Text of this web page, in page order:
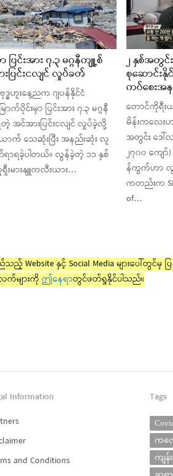
ပြင်းအား ၇.၃ မဂ္ဂနီကျူ့စ်
ပြင်းငလျင် လှုပ်ခတ်
ဒ္ဓဟူးနေ့ညက ဂျပန်နိုင်ငံ
ာက်ပိုင်းမှာ ပြင်းအား ၇.၃ မဂ္ဂနီ
အင်အားပြင်းငလျင် လှုပ်ခဲ့လို့
ာက် သေဆုံးပြီး အနည်းဆုံး လူ
ာရခဲ့ပါတယ်။ လွန်ခဲ့တဲ့ ၁၁ နှစ်
မားနျူကလီးယား…
၂ နှစ်အတွင်
စုဆောင်း
ကပ်စေးအ
တောင်ကိုရီး
မိန်းကလေး
အတွင်း ဒေါ်
၂၇၀၀ ကျေ
န်ကွက်ဟာ လွ
ကတည်းက
of…
သည့် Website နှင့် Social Media များပေါ်တွင်
က်များကို ဤနေရာတွင်ဖတ်ရှုနိုင်ပါသည်။
Information
and Conditions
Tags
ကလ
ကျန်